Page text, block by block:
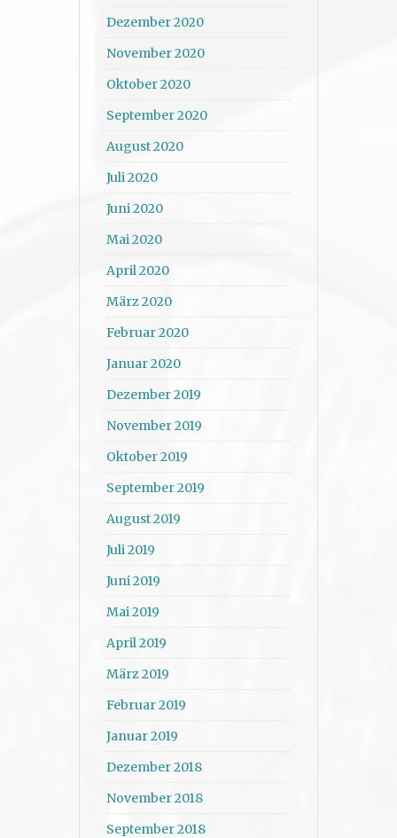
Dezember 2020
November 2020
Oktober 2020
September 2020
August 2020
Juli 2020
Juni 2020
Mai 2020
April 2020
März 2020
Februar 2020
Januar 2020
Dezember 2019
November 2019
Oktober 2019
September 2019
August 2019
Juli 2019
Juni 2019
Mai 2019
April 2019
März 2019
Februar 2019
Januar 2019
Dezember 2018
November 2018
September 2018